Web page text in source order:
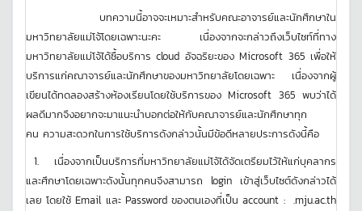
บทความนี้อาจจะเหมาะสำหรับคณะอาจารย์และนักศึกษาใน
มหาวิทยาลัยแม่โจ้โดยเฉพาะนะคะ เนื่องจากจะกล่าวถึงเว็บไซท์ที่ทาง
มหาวิทยาลัยแม่โจ้ได้ซื้อบริการ cloud อัจฉริยะของ Microsoft 365 เพื่อให้
บริการแก่คณาจารย์และนักศึกษาของมหาวิทยาลัยโดยเฉพาะ เนื่องจากผู้
เขียนได้ทดลองสร้างห้องเรียนโดยใช้บริการของ Microsoft 365 พบว่าได้
ผลดีมากจึงอยากจะมาแนะนำบอกต่อให้กับคณาจารย์และนักศึกษาทุก
คน ความสะดวกในการใช้บริการดังกล่าวนั้นมีข้อดีหลายประการดังนี้คือ
1. เนื่องจากเป็นบริการที่มหาวิทยาลัยแม่โจ้ได้จัดเตรียมไว้ให้แก่บุคลากร
และศึกษาโดยเฉพาะดังนั้นทุกคนจึงสามารถ login เข้าสู่เว็บไซต์ดังกล่าวได้
เลย โดยใช้ Email และ Password ของตนเองที่เป็น account : .mju.ac.th